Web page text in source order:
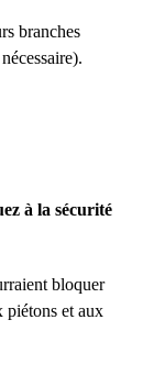
branches
à la sécurité
bloquer
piétons et aux